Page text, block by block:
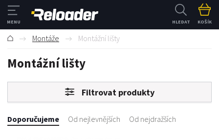
HLEDAT KOŠÍK
Montáže Montážní lišty
Montážní lišty
Filtrovat produkty
Doporučujeme Od nejlevnějších Od nejdražších